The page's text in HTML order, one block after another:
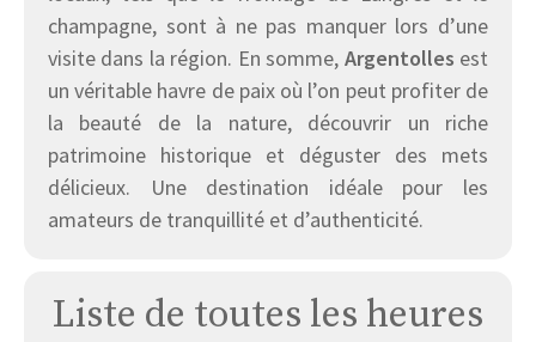
champagne, sont à ne pas manquer lors d’une
visite dans la région. En somme, Argentolles est
un véritable havre de paix où l’on peut profiter de
la beauté de la nature, découvrir un riche
patrimoine historique et déguster des mets
délicieux. Une destination idéale pour les
amateurs de tranquillité et d’authenticité.
Liste de toutes les heures